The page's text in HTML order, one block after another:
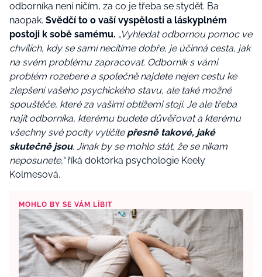
odborníka není ničím, za co je třeba se stydět. Ba
naopak. Svědčí to o vaší vyspělosti a láskyplném
postoji k sobě samému. „Vyhledat odbornou pomoc ve
chvílích, kdy se sami necítíme dobře, je účinná cesta, jak
na svém problému zapracovat. Odborník s vámi
problém rozebere a společně najdete nejen cestu ke
zlepšení vašeho psychického stavu, ale také možné
spouštěče, které za vašimi obtížemi stojí. Je ale třeba
najít odborníka, kterému budete důvěřovat a kterému
všechny své pocity vylíčíte přesně takové, jaké
skutečně jsou. Jinak by se mohlo stát, že se nikam
neposunete,“říká doktorka psychologie Keely
Kolmesová.
MOHLO BY SE VÁM LÍBIT